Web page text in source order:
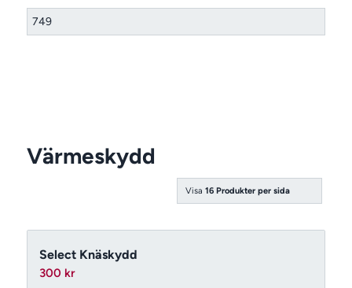
Värmeskydd
Visa16 Produkter per sida
Select Knäskydd
300 kr